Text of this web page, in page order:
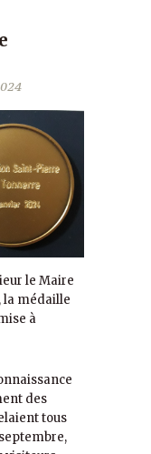
le Maire
la médaille
à
des
tous